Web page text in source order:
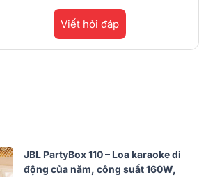
Viết hỏi đáp
JBL PartyBox 110 – Loa karaoke di
động của năm, công suất 160W,